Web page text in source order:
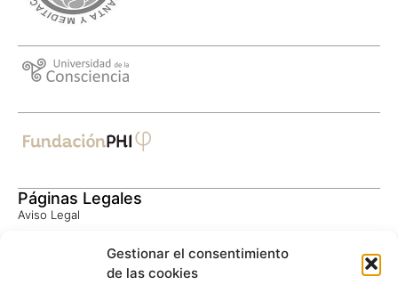
Gestionar el consentimiento
de las cookies
Páginas Legales
Aviso Legal
Consentimiento Informado
Política de Cookies